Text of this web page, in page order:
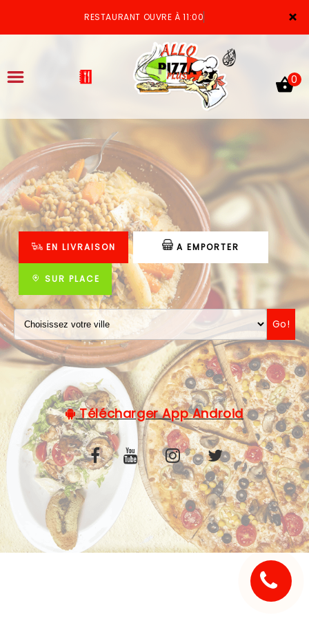
×
RESTAURANT OUVRE À 11:00
ACCUEIL
LA CARTE
VOTRE COMPTE
NOTRE RESTAURANT
VOS AVIS
MENTIONS LÉGALES
0
EN LIVRAISON A EMPORTER
SUR PLACE
Go!
Télécharger App Android